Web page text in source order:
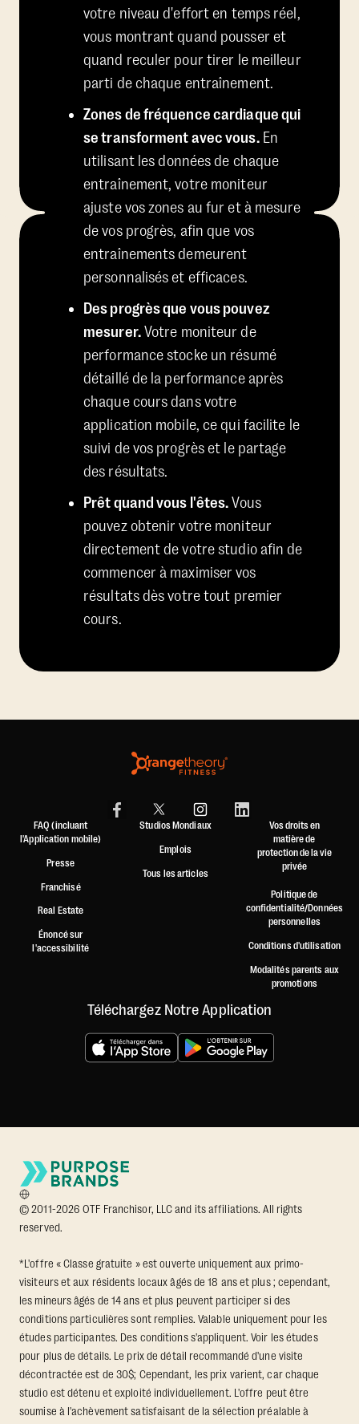
votre niveau d'effort en temps réel,
vous montrant quand pousser et
quand reculer pour tirer le meilleur
parti de chaque entraînement.
Zones de fréquence cardiaque qui
se transforment avec vous.En
utilisant les données de chaque
entraînement, votre moniteur
ajuste vos zones au fur et à mesure
de vos progrès, afin que vos
entraînements demeurent
personnalisés et efficaces.
Des progrès que vous pouvez
mesurer.Votre moniteur de
performance stocke un résumé
détaillé de la performance après
chaque cours dans votre
application mobile, ce qui facilite le
suivi de vos progrès et le partage
des résultats.
Prêt quand vous l'êtes.Vous
pouvez obtenir votre moniteur
directement de votre studio afin de
commencer à maximiser vos
résultats dès votre tout premier
cours.
FAQ (incluant
l'Application mobile)
Presse
Franchisé
Real Estate
Énoncé sur
l'accessibilité
Studios Mondiaux
Emplois
Tous les articles
Vos droits en
matière de
protection de la vie
privée
Politique de
confidentialité/Données
personnelles
Conditions d'utilisation
Modalités parents aux
promotions
Téléchargez Notre Application
© 2011-2026 OTF Franchisor, LLC and its affiliations. All rights
reserved.
*L'offre « Classe gratuite » est ouverte uniquement aux primo-
visiteurs et aux résidents locaux âgés de 18 ans et plus ; cependant,
les mineurs âgés de 14 ans et plus peuvent participer si des
conditions particulières sont remplies. Valable uniquement pour les
études participantes. Des conditions s'appliquent. Voir les études
pour plus de détails. Le prix de détail recommandé d'une visite
décontractée est de 30$; Cependant, les prix varient, car chaque
studio est détenu et exploité individuellement. L'offre peut être
soumise à l'achèvement satisfaisant de la sélection préalable à